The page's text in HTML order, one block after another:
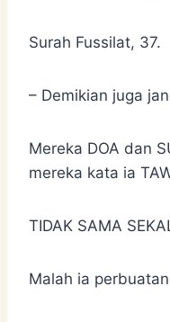
Surah Fussilat, 37.
– Demikian juga
Mereka DOA dan
mereka kata ia
TIDAK SAMA
Malah ia